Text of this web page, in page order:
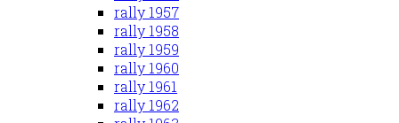
rally 1957
rally 1958
rally 1959
rally 1960
rally 1961
rally 1962